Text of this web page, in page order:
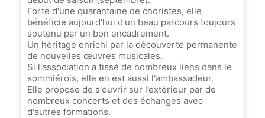
Forte d'une quarantaine de choristes, elle
bénéficie aujourd'hui d'un beau parcours toujours
soutenu par un bon encadrement.
Un héritage enrichi par la découverte permanente
de nouvelles œuvres musicales.
Si l'association a tissé de nombreux liens dans le
sommiérois, elle en est aussi l'ambassadeur.
Elle propose de s'ouvrir sur l’extérieur par de
nombreux concerts et des échanges avec
d'autres formations.